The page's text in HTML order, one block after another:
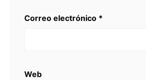
Correo electrónico *
Web